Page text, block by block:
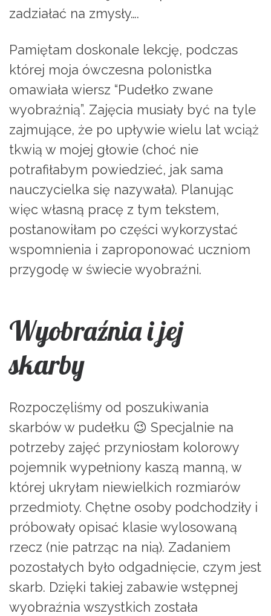
zadziałać na zmysły….
Pamiętam doskonale lekcję, podczas
której moja ówczesna polonistka
omawiała wiersz “Pudełko zwane
wyobraźnią”. Zajęcia musiały być na tyle
zajmujące, że po upływie wielu lat wciąż
tkwią w mojej głowie (choć nie
potrafiłabym powiedzieć, jak sama
nauczycielka się nazywała). Planując
więc własną pracę z tym tekstem,
postanowiłam po części wykorzystać
wspomnienia i zaproponować uczniom
przygodę w świecie wyobraźni.
Wyobraźnia i jej
skarby
Rozpoczęliśmy od poszukiwania
skarbów w pudełku 😉 Specjalnie na
potrzeby zajęć przyniosłam kolorowy
pojemnik wypełniony kaszą manną, w
której ukryłam niewielkich rozmiarów
przedmioty. Chętne osoby podchodziły i
próbowały opisać klasie wylosowaną
rzecz (nie patrząc na nią). Zadaniem
pozostałych było odgadnięcie, czym jest
skarb. Dzięki takiej zabawie wstępnej
wyobraźnia wszystkich została